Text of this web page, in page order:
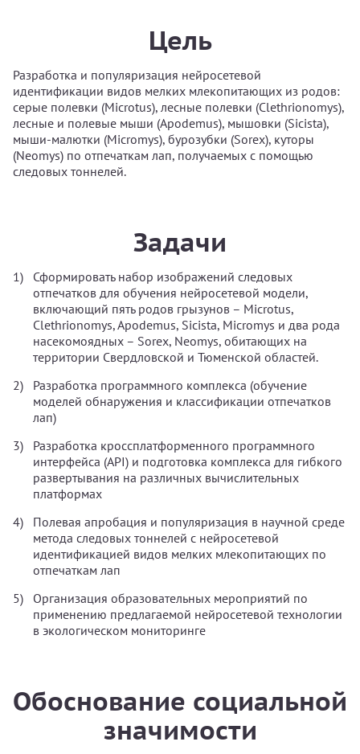
Цель
Разработка и популяризация нейросетевой
идентификации видов мелких млекопитающих из родов:
серые полевки (Microtus), лесные полевки (Clethrionomys),
лесные и полевые мыши (Apodemus), мышовки (Sicista),
мыши-малютки (Micromys), бурозубки (Sorex), куторы
(Neomys) по отпечаткам лап, получаемых с помощью
следовых тоннелей.
Задачи
Сформировать набор изображений следовых
отпечатков для обучения нейросетевой модели,
включающий пять родов грызунов – Microtus,
Clethrionomys, Apodemus, Sicista, Micromys и два рода
насекомоядных – Sorex, Neomys, обитающих на
территории Свердловской и Тюменской областей.
Разработка программного комплекса (обучение
моделей обнаружения и классификации отпечатков
лап)
Разработка кроссплатформенного программного
интерфейса (API) и подготовка комплекса для гибкого
развертывания на различных вычислительных
платформах
Полевая апробация и популяризация в научной среде
метода следовых тоннелей с нейросетевой
идентификацией видов мелких млекопитающих по
отпечаткам лап
Организация образовательных мероприятий по
применению предлагаемой нейросетевой технологии
в экологическом мониторинге
Обоснование социальной
значимости